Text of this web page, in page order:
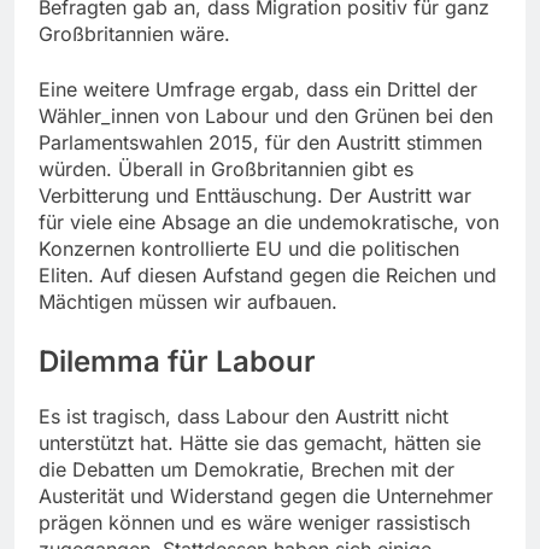
Befragten gab an, dass Migration positiv für ganz
Großbritannien wäre.
Eine weitere Umfrage ergab, dass ein Drittel der
Wähler_innen von Labour und den Grünen bei den
Parlamentswahlen 2015, für den Austritt stimmen
würden. Überall in Großbritannien gibt es
Verbitterung und Enttäuschung. Der Austritt war
für viele eine Absage an die undemokratische, von
Konzernen kontrollierte EU und die politischen
Eliten. Auf diesen Aufstand gegen die Reichen und
Mächtigen müssen wir aufbauen.
Dilemma für Labour
Es ist tragisch, dass Labour den Austritt nicht
unterstützt hat. Hätte sie das gemacht, hätten sie
die Debatten um Demokratie, Brechen mit der
Austerität und Widerstand gegen die Unternehmer
prägen können und es wäre weniger rassistisch